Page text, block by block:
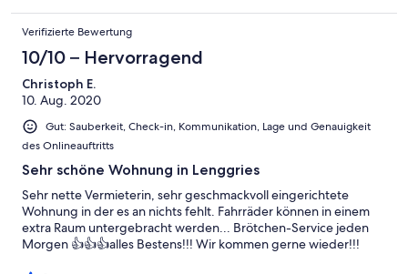
Verifizierte Bewertung
10/10 – Hervorragend
Christoph E.
10. Aug. 2020
Gut: Sauberkeit, Check-in, Kommunikation, Lage und Genauigkeit
des Onlineauftritts
Sehr schöne Wohnung in Lenggries
Sehr nette Vermieterin, sehr geschmackvoll eingerichtete
Wohnung in der es an nichts fehlt. Fahrräder können in einem
extra Raum untergebracht werden... Brötchen-Service jeden
Morgen 👍👍👍alles Bestens!!! Wir kommen gerne wieder!!!